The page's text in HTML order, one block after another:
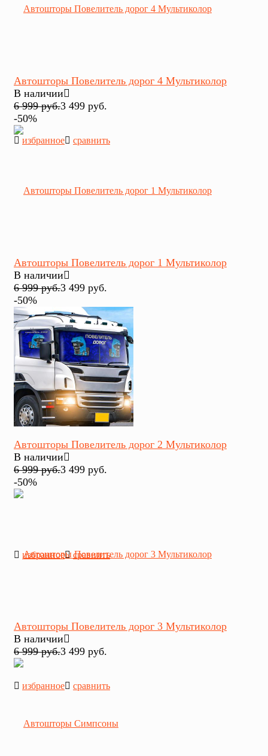
избранное сравнить
Автошторы Повелитель дорог 4 Мультиколор
В наличии
6 999 руб.3 499 руб.
-50%
избранное сравнить
Автошторы Повелитель дорог 1 Мультиколор
В наличии
6 999 руб.3 499 руб.
-50%
избранное сравнить
Автошторы Повелитель дорог 2 Мультиколор
В наличии
6 999 руб.3 499 руб.
-50%
избранное сравнить
Автошторы Повелитель дорог 3 Мультиколор
В наличии
6 999 руб.3 499 руб.